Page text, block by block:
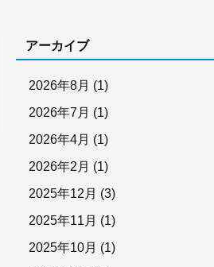
アーカイブ
2026年8月 (1)
2026年7月 (1)
2026年4月 (1)
2026年2月 (1)
2025年12月 (3)
2025年11月 (1)
2025年10月 (1)